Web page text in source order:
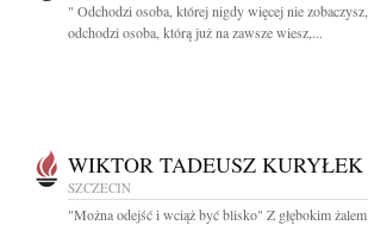
" Odchodzi osoba, której nigdy więcej nie zobaczysz,
odchodzi osoba, którą już na zawsze wiesz,...
WIKTOR TADEUSZ KURYŁEK
SZCZECIN
"Można odejść i wciąż być blisko" Z głębokim żalem